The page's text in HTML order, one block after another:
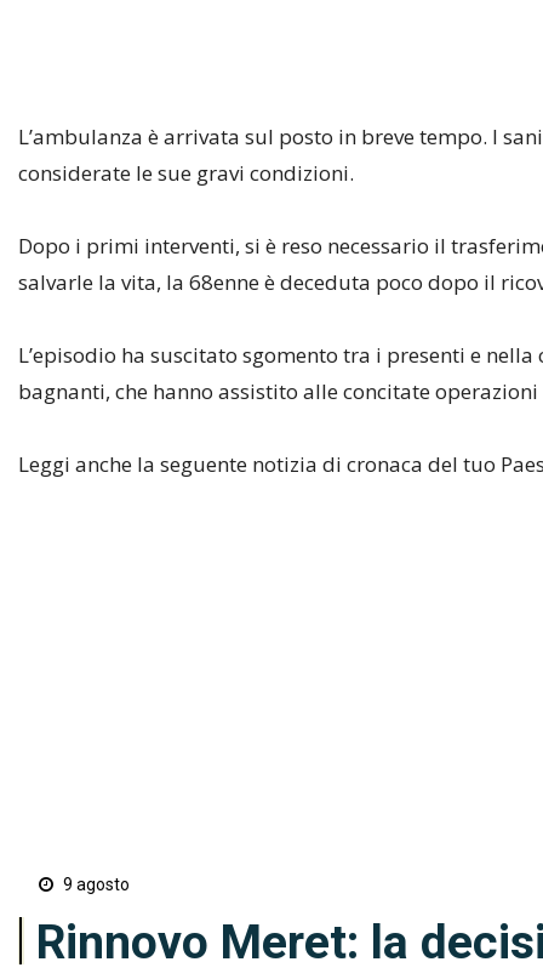
L’ambulanza è arrivata sul posto in breve tempo. I
considerate le sue gravi condizioni.
Dopo i primi interventi, si è reso necessario il
salvarle la vita, la 68enne è deceduta poco dopo il
L’episodio ha suscitato sgomento tra i presenti e
bagnanti, che hanno assistito alle concitate operazioni
Leggi anche la seguente notizia di cronaca del tuo
9 agosto
Rinnovo Meret: la